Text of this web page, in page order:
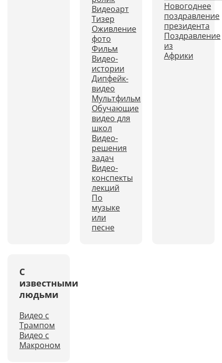
Видеоарт
Тизер
Оживление
фото
Фильм
Видео-
истории
Дипфейк-
видео
Мультфильм
Обучающие
видео для
школ
Видео-
решения
задач
Видео-
конспекты
лекций
По
музыке
или
песне
Новогоднее
поздравление
президента
Поздравление
из
Африки
С
известными
людьми
Видео с
Трампом
Видео с
Макроном